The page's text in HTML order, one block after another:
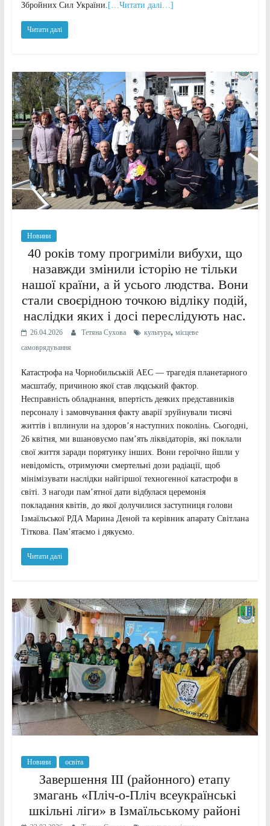
Збройних Сил України. […Читати далі…]
Читати далі
Новини
40 років тому прогриміли вибухи, що
назавжди змінили історію не тільки
нашої країни, а й усього людства. Вони
стали своєрідною точкою відліку подій,
наслідки яких і досі переслідують нас.
26.04.2026 Тетяна Сухова культура, місцеве
самоврядування
Катастрофа на Чорнобильській АЕС — трагедія планетарного
масштабу, причиною якої став людський фактор.
Несправність обладнання, впертість деяких представників
персоналу і замовчування факту аварії зруйнували тисячі
життів і вплинули на здоров’я наступних поколінь. Сьогодні,
26 квітня, ми вшановуємо пам’ять ліквідаторів, які поклали
свої життя заради порятунку інших. Вони героїчно йшли у
невідомість, отримуючи смертельні дози радіації, щоб
мінімізувати наслідки найгіршої техногенної катастрофи в
світі. З нагоди пам’ятної дати відбулася церемонія
покладання квітів, до якої долучилися заступниця голови
Ізмаїльської РДА Марина Деной та керівник апарату Світлана
Тіткова. Пам’ятаємо і дякуємо.
Читати далі
Новини освіта
Завершення ІІІ (районного) етапу
змагань «Пліч-о-Пліч всеукраїнські
шкільні ліги» в Ізмаїльському районі